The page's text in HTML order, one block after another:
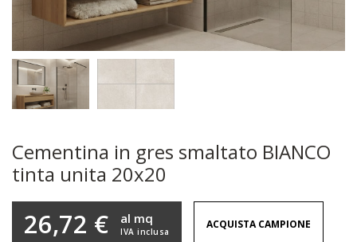
Cementina in gres smaltato BIANCO
tinta unita 20x20
26,72 € IVA inclusa
al mq ACQUISTA CAMPIONE